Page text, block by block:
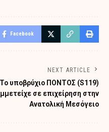
Facebook
NEXT ARTICLE
To υποβρύχιο ΠΟΝΤΟΣ (S119)
σε επιχείρηση στην
Ανατολική Μεσόγειο